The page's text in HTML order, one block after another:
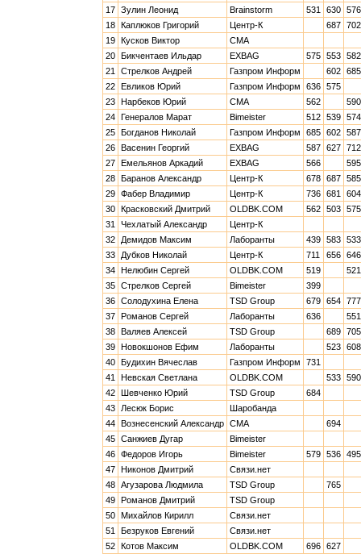
17
Зулин Леонид Brainstorm 531 630
576
18
Каплюков Григорий Центр-К 687
702
19
Кусков Виктор
CMA
20
Бикчентаев Ильдар EXBAG 575 553
582
21
Стрелков Андрей Газпром Информ 602
685
22
Евликов Юрий Газпром Информ 636
575
23
Нарбеков Юрий CMA 562
590
24
Генералов Марат Bimeister 512 539
574
25
Богданов Николай Газпром Информ 685 602
587
26
Васенин Георгий EXBAG 587 627
712
27
Емельянов Аркадий EXBAG 566
595
28
Баранов Александр Центр-К 678 687
585
29
Фабер Владимир Центр-К 736 681
604
30
Красковский Дмитрий OLDBK.COM 562 503
575
31
Чехлатый Александр
Центр-К
32
Демидов Максим Лаборанты 439 583
533
33
Дубков Николай Центр-К 711 656
646
34
Нелюбин Сергей OLDBK.COM 519
521
35
Стрелков Сергей Bimeister
399
36
Солодухина Елена TSD Group 679 654
777
37
Романов Сергей Лаборанты 636
551
38
Валяев Алексей TSD Group 689
705
39
Новокшонов Ефим Лаборанты 523
608
40
Будихин Вячеслав Газпром Информ
731
41
Невская Светлана OLDBK.COM 533
590
42
Шевченко Юрий TSD Group
684
43
Лесюк Борис
Шаробанда
44
Вознесенский Александр CMA
694
45
Санжиев Дугар
Bimeister
46
Федоров Игорь Bimeister 579 536
495
47
Никонов Дмитрий
Связи.нет
48
Агузарова Людмила TSD Group
765
49
Романов Дмитрий
TSD Group
50
Михайлов Кирилл
Связи.нет
51
Безруков Евгений
Связи.нет
52
Котов Максим OLDBK.COM 696
627